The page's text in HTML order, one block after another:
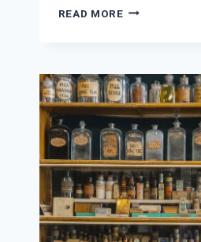
READ MOREBERBAGAI
YANG
BISA
ANDA
DAPATKAN